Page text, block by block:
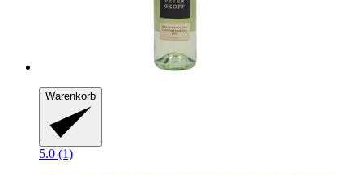
Warenkorb
5.0 (1)